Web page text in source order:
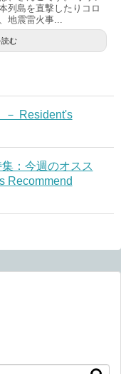
列島を直撃したりコロ
地震雷火事...
む
－ Resident's
：今週のオスス
Recommend